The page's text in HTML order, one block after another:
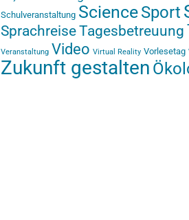
Schulveranstaltung ScienceSport
SprachreiseTagesbetreuung
Veranstaltung Video Virtual Reality Vorlesetag
Zukunft gestalten